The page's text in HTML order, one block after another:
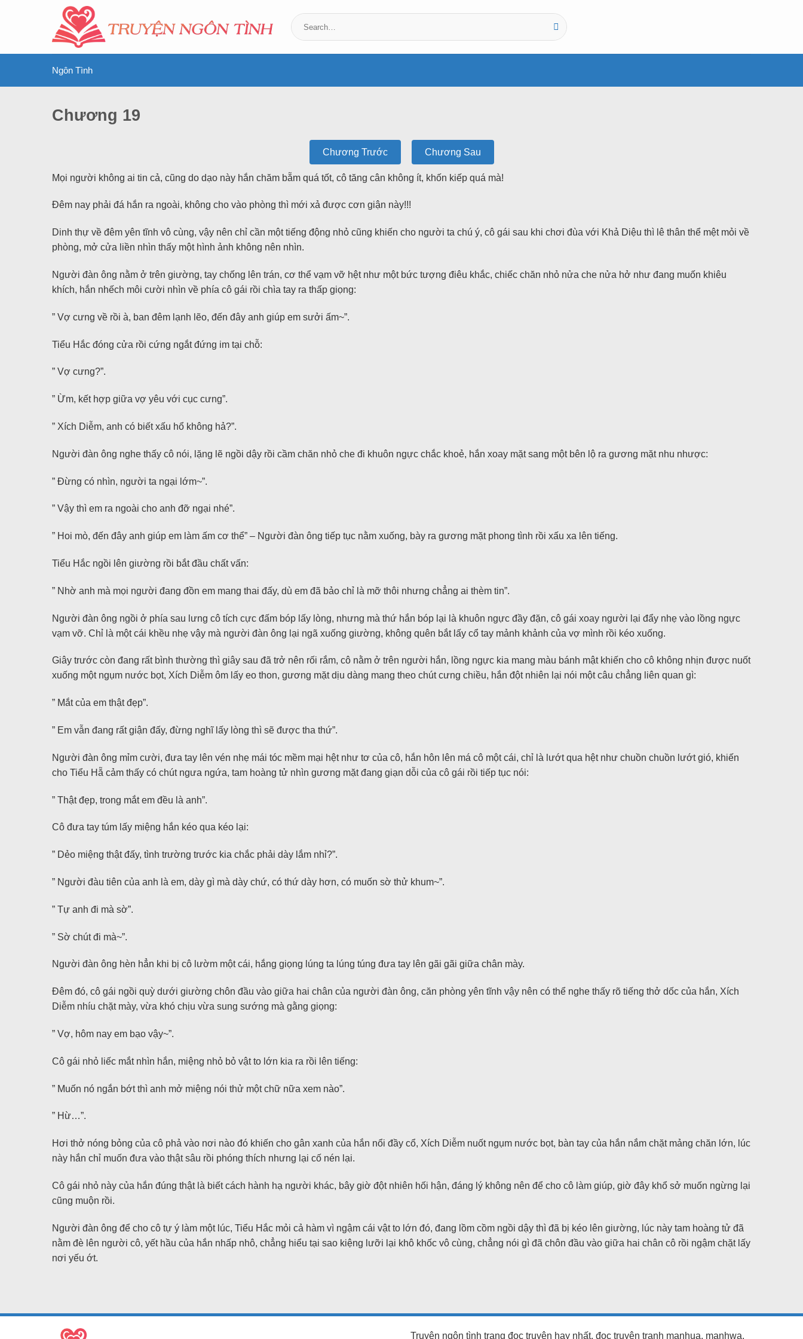
Ngôn Tình
Chương 19
Chương Trước Chương Sau
Mọi người không ai tin cả, cũng do dạo này hắn chăm bẵm quá tốt, cô tăng cân không ít, khốn kiếp quá mà!
Đêm nay phải đá hắn ra ngoài, không cho vào phòng thì mới xả được cơn giận này!!!
Dinh thự về đêm yên tĩnh vô cùng, vậy nên chỉ cần một tiếng động nhỏ cũng khiến cho người ta chú ý, cô gái sau khi chơi đùa với Khả Diệu thì lê thân thể mệt mỏi về
phòng, mở cửa liền nhìn thấy một hình ảnh không nên nhìn.
Người đàn ông nằm ở trên giường, tay chống lên trán, cơ thể vạm vỡ hệt như một bức tượng điêu khắc, chiếc chăn nhỏ nửa che nửa hở như đang muốn khiêu
khích, hắn nhếch môi cười nhìn về phía cô gái rồi chìa tay ra thấp giọng:
” Vợ cưng về rồi à, ban đêm lạnh lẽo, đến đây anh giúp em sưởi ấm~”.
Tiểu Hắc đóng cửa rồi cứng ngắt đứng im tại chỗ:
” Vợ cưng?”.
” Ừm, kết hợp giữa vợ yêu với cục cưng”.
” Xích Diễm, anh có biết xấu hổ không hả?”.
Người đàn ông nghe thấy cô nói, lặng lẽ ngồi dậy rồi cầm chăn nhỏ che đi khuôn ngực chắc khoẻ, hắn xoay mặt sang một bên lộ ra gương mặt nhu nhược:
” Đừng có nhìn, người ta ngại lớm~”.
” Vậy thì em ra ngoài cho anh đỡ ngại nhé”.
” Hoi mò, đến đây anh giúp em làm ấm cơ thể” – Người đàn ông tiếp tục nằm xuống, bày ra gương mặt phong tình rồi xấu xa lên tiếng.
Tiểu Hắc ngồi lên giường rồi bắt đầu chất vấn:
” Nhờ anh mà mọi người đang đồn em mang thai đấy, dù em đã bảo chỉ là mỡ thôi nhưng chẳng ai thèm tin”.
Người đàn ông ngồi ở phía sau lưng cô tích cực đấm bóp lấy lòng, nhưng mà thứ hắn bóp lại là khuôn ngực đầy đặn, cô gái xoay người lại đẩy nhẹ vào lồng ngực
vạm vỡ. Chỉ là một cái khều nhẹ vậy mà người đàn ông lại ngã xuống giường, không quên bắt lấy cổ tay mảnh khảnh của vợ mình rồi kéo xuống.
Giây trước còn đang rất bình thường thì giây sau đã trở nên rối rắm, cô nằm ở trên người hắn, lồng ngực kia mang màu bánh mật khiến cho cô không nhịn được nuốt
xuống một ngụm nước bọt, Xích Diễm ôm lấy eo thon, gương mặt dịu dàng mang theo chút cưng chiều, hắn đột nhiên lại nói một câu chẳng liên quan gì:
” Mắt của em thật đẹp”.
” Em vẫn đang rất giận đấy, đừng nghĩ lấy lòng thì sẽ được tha thứ”.
Người đàn ông mỉm cười, đưa tay lên vén nhẹ mái tóc mềm mại hệt như tơ của cô, hắn hôn lên má cô một cái, chỉ là lướt qua hệt như chuồn chuồn lướt gió, khiến
cho Tiểu Hẵ cảm thấy có chút ngưa ngứa, tam hoàng tử nhìn gương mặt đang giạn dỗi của cô gái rồi tiếp tục nói:
” Thật đẹp, trong mắt em đều là anh”.
Cô đưa tay túm lấy miệng hắn kéo qua kéo lại:
” Dẻo miệng thật đấy, tình trường trước kia chắc phải dày lắm nhỉ?”.
” Người đàu tiên của anh là em, dày gì mà dày chứ, có thứ dày hơn, có muốn sờ thử khum~”.
” Tự anh đi mà sờ”.
” Sờ chút đi mà~”.
Người đàn ông hèn hẳn khi bị cô lườm một cái, hắng giọng lúng ta lúng túng đưa tay lên gãi gãi giữa chân mày.
Đêm đó, cô gái ngồi quỳ dưới giường chôn đầu vào giữa hai chân của người đàn ông, căn phòng yên tĩnh vậy nên có thể nghe thấy rõ tiếng thở dốc của hắn, Xích
Diễm nhíu chặt mày, vừa khó chịu vừa sung sướng mà gằng giọng:
” Vợ, hôm nay em bạo vậy~”.
Cô gái nhỏ liếc mắt nhìn hắn, miệng nhỏ bỏ vật to lớn kia ra rồi lên tiếng:
” Muốn nó ngắn bớt thì anh mở miệng nói thử một chữ nữa xem nào”.
” Hừ…”.
Hơi thở nóng bỏng của cô phả vào nơi nào đó khiến cho gân xanh của hắn nổi đầy cổ, Xích Diễm nuốt ngụm nước bọt, bàn tay của hắn nắm chặt mảng chăn lớn, lúc
này hắn chỉ muốn đưa vào thật sâu rồi phóng thích nhưng lại cố nén lại.
Cô gái nhỏ này của hắn đúng thật là biết cách hành hạ người khác, bây giờ đột nhiên hối hận, đáng lý không nên để cho cô làm giúp, giờ đây khổ sở muốn ngừng lại
cũng muộn rồi.
Người đàn ông để cho cô tự ý làm một lúc, Tiểu Hắc mỏi cả hàm vì ngậm cái vật to lớn đó, đang lồm cồm ngồi dậy thì đã bị kéo lên giường, lúc này tam hoàng tử đã
nằm đè lên người cô, yết hầu của hắn nhấp nhô, chẳng hiểu tại sao kiệng lưỡi lại khô khốc vô cùng, chẳng nói gì đã chôn đầu vào giữa hai chân cô rồi ngậm chặt lấy
nơi yếu ớt.
Truyện ngôn tình trang đọc truyện hay nhất, đọc truyện tranh manhua, manhwa,